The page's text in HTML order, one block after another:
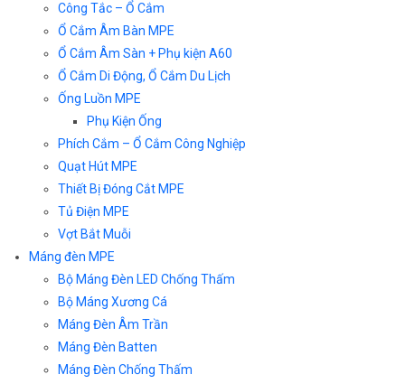
Công Tắc – Ổ Cắm
Ổ Cắm Âm Bàn MPE
Ổ Cắm Âm Sàn + Phụ kiện A60
Ổ Cắm Di Động, Ổ Cắm Du Lịch
Ống Luồn MPE
Phụ Kiện Ống
Phích Cắm – Ổ Cắm Công Nghiệp
Quạt Hút MPE
Thiết Bị Đóng Cắt MPE
Tủ Điện MPE
Vợt Bắt Muỗi
Máng đèn MPE
Bộ Máng Đèn LED Chống Thấm
Bộ Máng Xương Cá
Máng Đèn Âm Trần
Máng Đèn Batten
Máng Đèn Chống Thấm